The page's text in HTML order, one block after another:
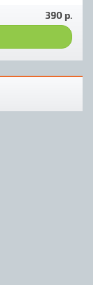
390 р.